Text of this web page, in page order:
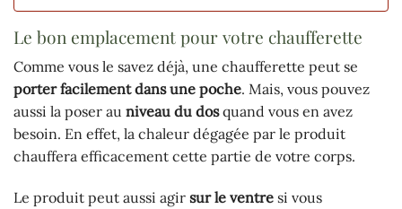
Le bon emplacement pour votre chaufferette
Comme vous le savez déjà, une chaufferette peut se
porter facilement dans une poche. Mais, vous pouvez
aussi la poser au niveau du dosquand vous en avez
besoin. En effet, la chaleur dégagée par le produit
chauffera efficacement cette partie de votre corps.
Le produit peut aussi agir sur le ventre si vous